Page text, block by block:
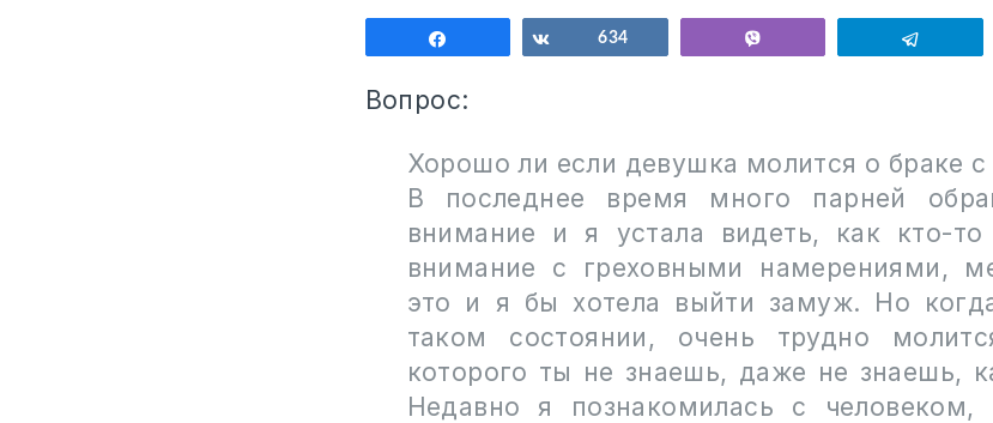
Поделиться Поделиться
634
Вопрос:
Хорошоли если девушка молится о браке с
В последнее время много парней
внимание и я устала видеть, как кто-
внимание с греховными намерениями,
это и я бы хотела выйти замуж. Но
таком состоянии, очень трудно
которого ты не знаешь, даже не знаешь,
Недавно я познакомилась с человеком,